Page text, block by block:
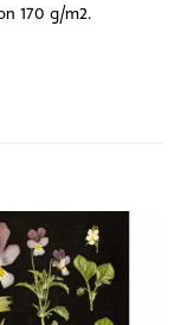
170 g/m2.